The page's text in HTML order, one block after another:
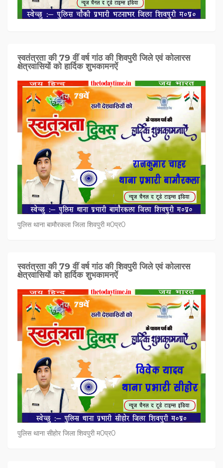
स्वतंत्रता की 79 वीं वर्ष गांठ की शिवपुरी जिले एवं कोलारस
क्षेत्रवासियों को हार्दिक शुभकामनऐं
पुलिस थाना बामौरकला जिला शिवपुरी म0प्र0
स्वतंत्रता की 79 वीं वर्ष गांठ की शिवपुरी जिले एवं कोलारस
क्षेत्रवासियों को हार्दिक शुभकामनऐं
पुलिस थाना सीहोर जिला शिवपुरी म0प्र0